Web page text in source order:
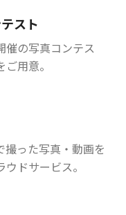
スト
催の写真コンテス
用意。
撮った写真・動画を
ドサービス。